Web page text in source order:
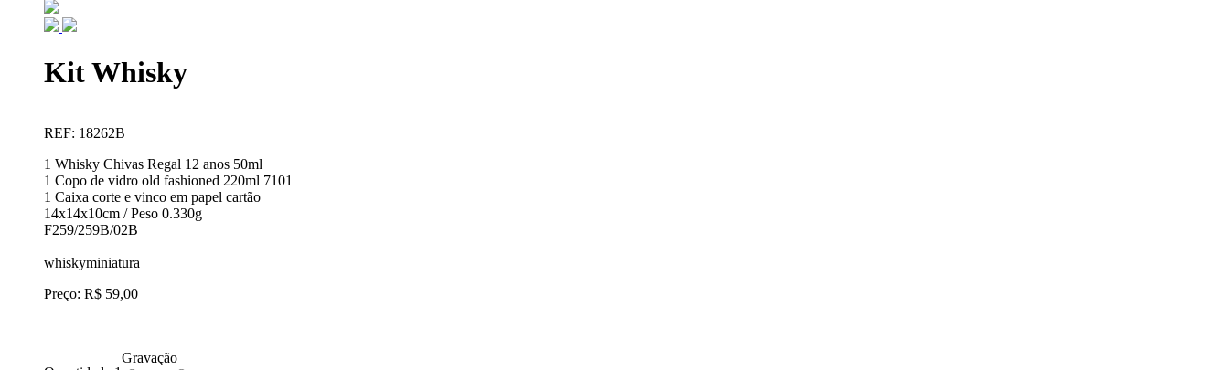
Kit Whisky
REF: 18262B
1 Whisky Chivas Regal 12 anos 50ml
1 Copo de vidro old fashioned 220ml 7101
1 Caixa corte e vinco em papel cartão
14x14x10cm / Peso 0.330g
F259/259B/02B
whiskyminiatura
Preço: R$ 59,00
Gravação